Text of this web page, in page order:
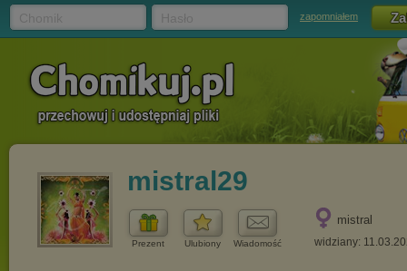
zapomniałem
mistral29
Prezent Ulubiony Wiadomość
mistral
widziany: